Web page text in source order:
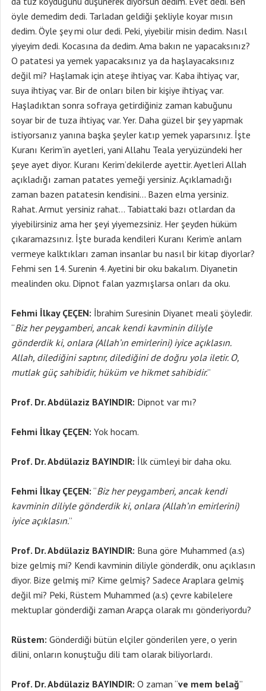
öyle demedim dedi. Tarladan geldiği şekliyle koyar mısın
dedim. Öyle şey mi olur dedi. Peki, yiyebilir misin dedim. Nasıl
yiyeyim dedi. Kocasına da dedim. Ama bakın ne yapacaksınız?
O patatesi ya yemek yapacaksınız ya da haşlayacaksınız
değil mi? Haşlamak için ateşe ihtiyaç var. Kaba ihtiyaç var,
suya ihtiyaç var. Bir de onları bilen bir kişiye ihtiyaç var.
Haşladıktan sonra sofraya getirdiğiniz zaman kabuğunu
soyar bir de tuza ihtiyaç var. Yer. Daha güzel bir şey yapmak
istiyorsanız yanına başka şeyler katıp yemek yaparsınız. İşte
Kuranı Kerim’in ayetleri, yani Allahu Teala yeryüzündeki her
şeye ayet diyor. Kuranı Kerim’dekilerde ayettir. Ayetleri Allah
açıkladığı zaman patates yemeği yersiniz. Açıklamadığı
zaman bazen patatesin kendisini… Bazen elma yersiniz.
Rahat. Armut yersiniz rahat… Tabiattaki bazı otlardan da
yiyebilirsiniz ama her şeyi yiyemezsiniz. Her şeyden hüküm
çıkaramazsınız. İşte burada kendileri Kuranı Kerim’e anlam
vermeye kalktıkları zaman insanlar bu nasıl bir kitap diyorlar?
Fehmi sen 14. Surenin 4. Ayetini bir oku bakalım. Diyanetin
mealinden oku. Dipnot falan yazmışlarsa onları da oku.
Fehmi İlkay ÇEÇEN: İbrahim Suresinin Diyanet meali şöyledir.
“Biz her peygamberi, ancak kendi kavminin diliyle
gönderdik ki, onlara (Allah’ın emirlerini) iyice açıklasın.
Allah, dilediğini saptırır, dilediğini de doğru yola iletir. O,
mutlak güç sahibidir, hüküm ve hikmet sahibidir.”
Prof. Dr. Abdülaziz BAYINDIR: Dipnot var mı?
Fehmi İlkay ÇEÇEN: Yok hocam.
Prof. Dr. Abdülaziz BAYINDIR: İlk cümleyi bir daha oku.
Fehmi İlkay ÇEÇEN: “Biz her peygamberi, ancak kendi
kavminin diliyle gönderdik ki, onlara (Allah’ın emirlerini)
iyice açıklasın.”
Prof. Dr. Abdülaziz BAYINDIR: Buna göre Muhammed (a.s)
bize gelmiş mi? Kendi kavminin diliyle gönderdik, onu açıklasın
diyor. Bize gelmiş mi? Kime gelmiş? Sadece Araplara gelmiş
değil mi? Peki, Rüstem Muhammed (a.s) çevre kabilelere
mektuplar gönderdiği zaman Arapça olarak mı gönderiyordu?
Rüstem: Gönderdiği bütün elçiler gönderilen yere, o yerin
dilini, onların konuştuğu dili tam olarak biliyorlardı.
Prof. Dr. Abdülaziz BAYINDIR: O zaman “ve mem belağ”